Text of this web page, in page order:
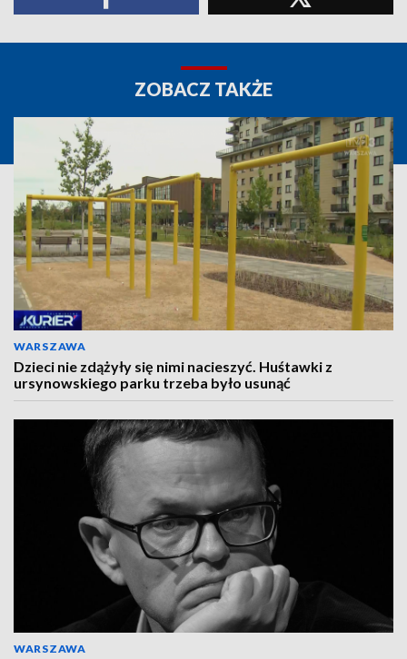
ZOBACZ TAKŻE
WARSZAWA
Dzieci nie zdążyły się nimi nacieszyć. Huśtawki z
ursynowskiego parku trzeba było usunąć
WARSZAWA